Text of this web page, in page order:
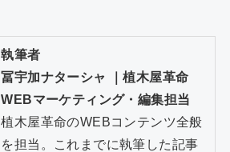
執筆者
冨宇加ナターシャ
｜植木屋革命
WEBマーケティング・編集担当
植木屋革命のWEBコンテンツ全般
を担当。これまでに執筆した記事